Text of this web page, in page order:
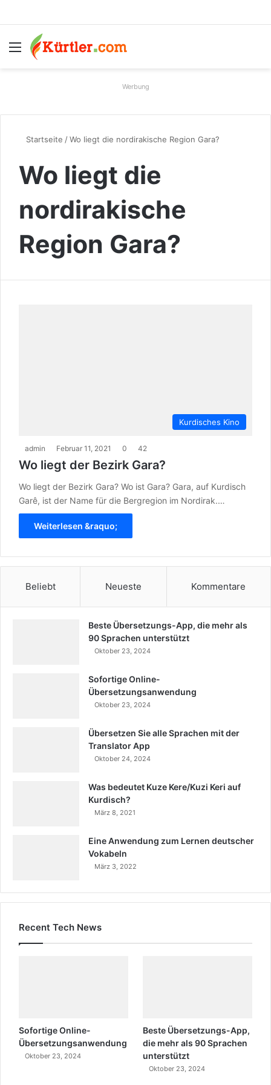
Menü
Werbung
Startseite /Wo liegt die nordirakische Region Gara?
Wo liegt die
nordirakische
Region Gara?
Kurdisches Kino
admin Februar 11, 2021 0 42
Wo liegt der Bezirk Gara?
Wo liegt der Bezirk Gara? Wo ist Gara? Gara, auf Kurdisch
Garê, ist der Name für die Bergregion im Nordirak.…
Weiterlesen &raquo;
Beliebt Neueste Kommentare
Beste Übersetzungs-App, die mehr als
90 Sprachen unterstützt
Oktober 23, 2024
Sofortige Online-
Übersetzungsanwendung
Oktober 23, 2024
Übersetzen Sie alle Sprachen mit der
Translator App
Oktober 24, 2024
Was bedeutet Kuze Kere/Kuzi Keri auf
Kurdisch?
März 8, 2021
Eine Anwendung zum Lernen deutscher
Vokabeln
März 3, 2022
Recent Tech News
Sofortige Online-
Übersetzungsanwendung
Oktober 23, 2024
Beste Übersetzungs-App,
die mehr als 90 Sprachen
unterstützt
Oktober 23, 2024